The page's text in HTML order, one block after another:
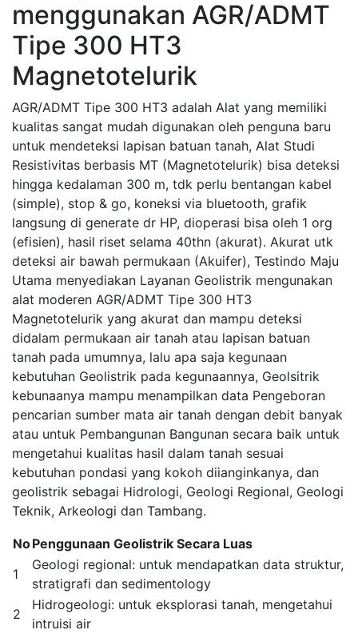
menggunakan AGR/ADMT
Tipe 300 HT3
Magnetotelurik
AGR/ADMT Tipe 300 HT3 adalah Alat yang memiliki
kualitas sangat mudah digunakan oleh penguna baru
untuk mendeteksi lapisan batuan tanah, Alat Studi
Resistivitas berbasis MT (Magnetotelurik) bisa deteksi
hingga kedalaman 300 m, tdk perlu bentangan kabel
(simple), stop & go, koneksi via bluetooth, grafik
langsung di generate dr HP, dioperasi bisa oleh 1 org
(efisien), hasil riset selama 40thn (akurat). Akurat utk
deteksi air bawah permukaan (Akuifer), Testindo Maju
Utama menyediakan Layanan Geolistrik mengunakan
alat moderen AGR/ADMT Tipe 300 HT3
Magnetotelurik yang akurat dan mampu deteksi
didalam permukaan air tanah atau lapisan batuan
tanah pada umumnya, lalu apa saja kegunaan
kebutuhan Geolistrik pada kegunaannya, Geolsitrik
kebunaanya mampu menampilkan data Pengeboran
pencarian sumber mata air tanah dengan debit banyak
atau untuk Pembangunan Bangunan secara baik untuk
mengetahui kualitas hasil dalam tanah sesuai
kebutuhan pondasi yang kokoh diianginkanya, dan
geolistrik sebagai Hidrologi, Geologi Regional, Geologi
Teknik, Arkeologi dan Tambang.
NoPenggunaan Geolistrik Secara Luas
1
Geologi regional: untuk mendapatkan data struktur,
stratigrafi dan sedimentology
2
Hidrogeologi: untuk eksplorasi tanah, mengetahui
intruisi air